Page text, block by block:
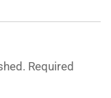
Required